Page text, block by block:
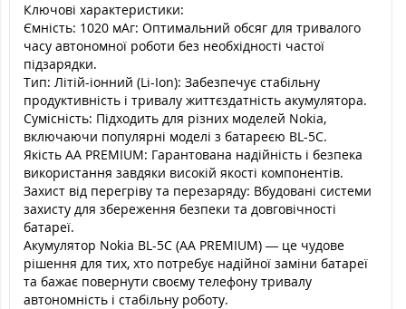
Ключові характеристики:
Ємність: 1020 мАг: Оптимальний обсяг для тривалого
часу автономної роботи без необхідності частої
підзарядки.
Тип: Літій-іонний (Li-Ion): Забезпечує стабільну
продуктивність і тривалу життєздатність акумулятора.
Сумісність: Підходить для різних моделей Nokia,
включаючи популярні моделі з батареєю BL-5C.
Якість AA PREMIUM: Гарантована надійність і безпека
використання завдяки високій якості компонентів.
Захист від перегріву та перезаряду: Вбудовані системи
захисту для збереження безпеки та довговічності
батареї.
Акумулятор Nokia BL-5C (AA PREMIUM) — це чудове
рішення для тих, хто потребує надійної заміни батареї
та бажає повернути своєму телефону тривалу
автономність і стабільну роботу.